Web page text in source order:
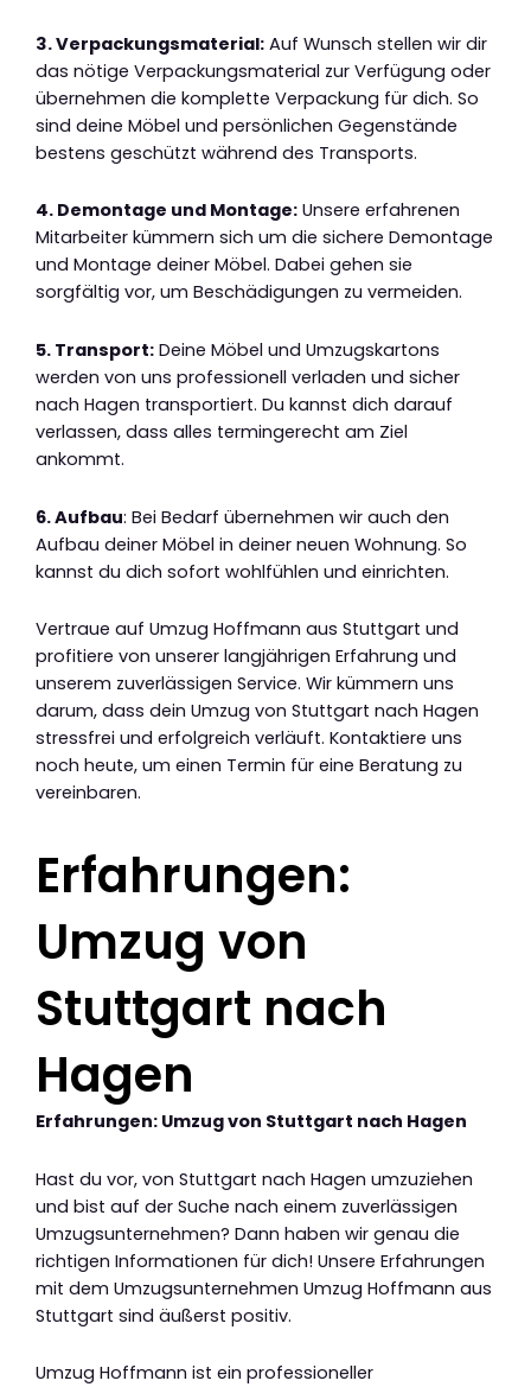
3. Verpackungsmaterial: Auf Wunsch stellen wir dir
das nötige Verpackungsmaterial zur Verfügung oder
übernehmen die komplette Verpackung für dich. So
sind deine Möbel und persönlichen Gegenstände
bestens geschützt während des Transports.
4. Demontage und Montage: Unsere erfahrenen
Mitarbeiter kümmern sich um die sichere Demontage
und Montage deiner Möbel. Dabei gehen sie
sorgfältig vor, um Beschädigungen zu vermeiden.
5. Transport: Deine Möbel und Umzugskartons
werden von uns professionell verladen und sicher
nach Hagen transportiert. Du kannst dich darauf
verlassen, dass alles termingerecht am Ziel
ankommt.
6. Aufbau: Bei Bedarf übernehmen wir auch den
Aufbau deiner Möbel in deiner neuen Wohnung. So
kannst du dich sofort wohlfühlen und einrichten.
Vertraue auf Umzug Hoffmann aus Stuttgart und
profitiere von unserer langjährigen Erfahrung und
unserem zuverlässigen Service. Wir kümmern uns
darum, dass dein Umzug von Stuttgart nach Hagen
stressfrei und erfolgreich verläuft. Kontaktiere uns
noch heute, um einen Termin für eine Beratung zu
vereinbaren.
Erfahrungen:
Umzug von
Stuttgart nach
Hagen
Erfahrungen: Umzug von Stuttgart nach Hagen
Hast du vor, von Stuttgart nach Hagen umzuziehen
und bist auf der Suche nach einem zuverlässigen
Umzugsunternehmen? Dann haben wir genau die
richtigen Informationen für dich! Unsere Erfahrungen
mit dem Umzugsunternehmen Umzug Hoffmann aus
Stuttgart sind äußerst positiv.
Umzug Hoffmann ist ein professioneller